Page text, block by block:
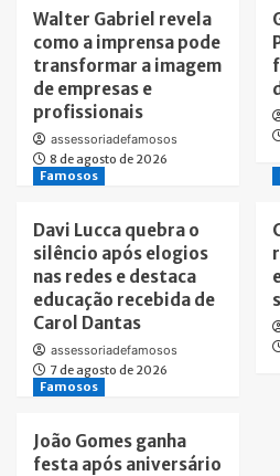
Walter Gabriel revela
como a imprensa pode
transformar a imagem
de empresas e
profissionais
assessoriadefamosos
8 de agosto de 2026
Famosos
Davi Lucca quebra o
silêncio após elogios
nas redes e destaca
educação recebida de
Carol Dantas
assessoriadefamosos
7 de agosto de 2026
Famosos
João Gomes ganha
festa após aniversário